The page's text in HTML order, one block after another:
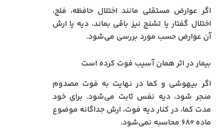
اگر عوارض مستقلی مانند اختلال حافظه، فلج،
اختلال گفتار یا تشنج نیز باقی بماند، دیه یا ارش
آن عوارض حسب مورد بررسی می‌شود.
بیمار در اثر همان آسیب فوت کرده است
اگر بیهوشی و کما در نهایت به فوت مصدوم
منجر شود، دیه نفس ثابت می‌شود. برای خود
مدت کما، در کنار دیه فوت، ارش جداگانه موضوع
ماده ۶۸۰ محاسبه نمی‌شود.